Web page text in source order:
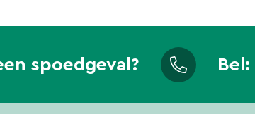
spoedgeval? Bel: